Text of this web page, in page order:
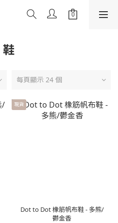
鞋
每頁顯示 24 個
現貨
Dot to Dot 橡筋帆布鞋 - 多熊/
鬱金香